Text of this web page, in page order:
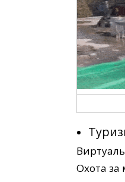
Охота за